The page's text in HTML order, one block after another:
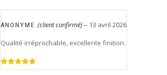
Note5sur
ANONYME (client confirmé)– 13 avril 2026
Qualité irréprochable, excellente finition.